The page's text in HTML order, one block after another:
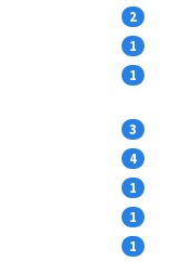
2
1
1
3
4
1
1
1